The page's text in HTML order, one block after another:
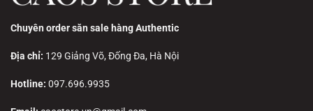
Chuyên order săn sale hàng Authentic
Địa chỉ: 129 Giảng Võ, Đống Đa, Hà Nội
Hotline: 097.696.9935